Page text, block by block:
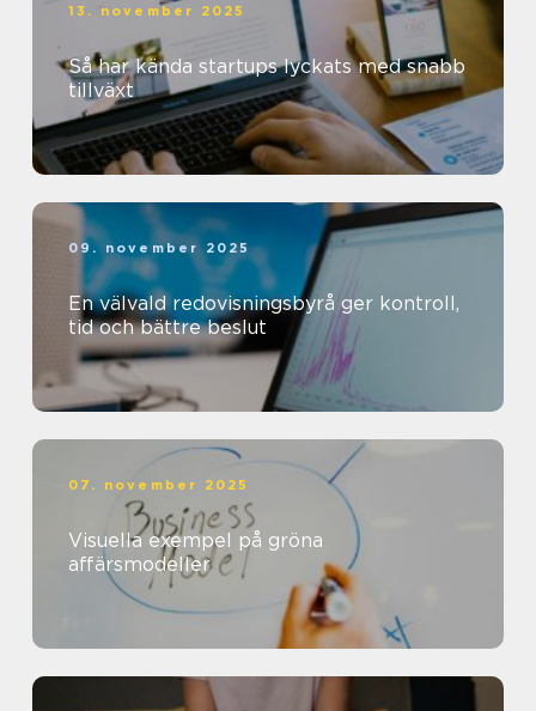
13. november 2025
Så har kända startups lyckats med snabb
tillväxt
09. november 2025
En välvald redovisningsbyrå ger kontroll,
tid och bättre beslut
07. november 2025
Visuella exempel på gröna
affärsmodeller